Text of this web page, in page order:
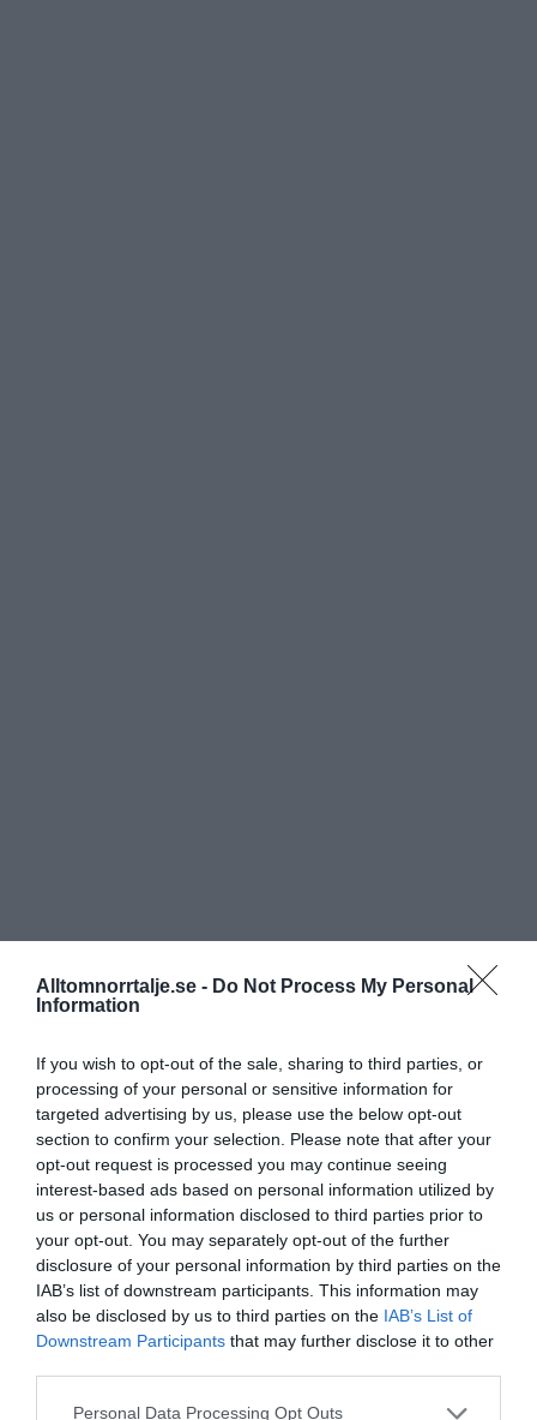
Alltomnorrtalje.se - Do Not Process My Personal
Information
If you wish to opt-out of the sale, sharing to third parties, or
processing of your personal or sensitive information for
targeted advertising by us, please use the below opt-out
section to confirm your selection. Please note that after your
opt-out request is processed you may continue seeing
interest-based ads based on personal information utilized by
us or personal information disclosed to third parties prior to
your opt-out. You may separately opt-out of the further
disclosure of your personal information by third parties on the
IAB’s list of downstream participants. This information may
also be disclosed by us to third parties on the IAB’s List of
Downstream Participants that may further disclose it to other
Personal Data Processing Opt Outs